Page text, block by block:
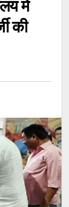
में
की